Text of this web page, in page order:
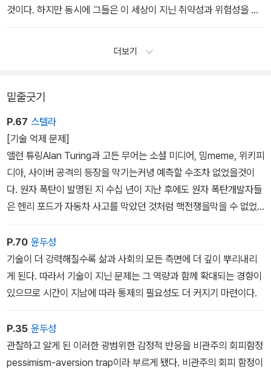
립된 인센티브는 기술의 양을 크게 늘리는 데 유리하다. 그 누구도 이
기술이라는 시스템이 무엇을 하고 또 어디로 나아갈지 완전히 통제할
오, 또는 몽상적인 캘리포니아의 기술 중심주의가 아닌 우리 모두가
본적인 설명이다. - 〈8장 억제가 불가능하다〉 중에서
것이다. 하지만 동시에 그들은 이 세상이 지닌 취약성과 위험성을 보
고 놀랐을 것이다. 다가오는 물결과 함께 우리는 잠재적으로 재앙적
일방적인 접근 방식은 존재하지 않는다. 기술에 일관적으로 접근할
이다. 지난 10여 년 동안 이러한 딜레마는 한층 더 두드러졌고, 이를
해결해야 한다는 필요성은 더욱 절실해졌다. 세상을 들여다보면 억제
는 불가능해 보인다. 하지만 다가오는 물결이 초래할 결과를 따라가
다 보면 분명한 사실을 하나 발견하게 된다. 그 사실은 바로 모두를 위
해 억제가 가능해야 한다는 것이다. - 〈12장 딜레마〉 중에서
더보기
밑줄긋기
P.67 스텔라
[기술 억제 문제]
앨런 튜링Alan Turing과 고든 무어는 소셜 미디어, 밈meme, 위키피
디아, 사이버 공격의 등장을 막기는커녕 예측할 수조차 없었을것이
다. 원자 폭탄이 발명된 지 수십 년이 지난 후에도 원자 폭탄개발자들
은 헨리 포드가 자동차 사고를 막았던 것처럼 핵전쟁을막을 수 없었
다. 기술이 안고 있는 피할 수 없는 과제는 발명가가자신의 발명품
을 세상에 소개하고 나면 얼마 지나지 않아 그 발명품에 대한 통제력
을 잃고 만다는 것이다.
P.70 윤두성
기술이 더 강력해질수록 삶과 사회의 모든 측면에 더 깊이 뿌리내리
게 된다. 따라서 기술이 지닌 문제는 그 역량과 함께 확대되는 경향이
있으므로 시간이 지남에 따라 통제의 필요성도 더 커지기 마련이다.
P.35 윤두성
관찰하고 알게 된 이러한 광범위한 감정적 반응을 비관주의 회피함정
pessimism-aversion trap이라 부르게 됐다. 비관주의 회피 함정이